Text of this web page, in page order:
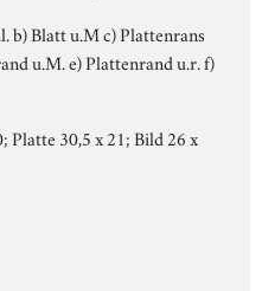
b) Blatt u.M c) Plattenrans
u.M. e) Plattenrand u.r. f)
Platte 30,5 x 21; Bild 26 x